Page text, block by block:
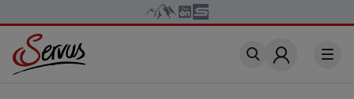
Account